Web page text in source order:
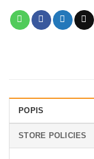
POPIS
STORE POLICIES